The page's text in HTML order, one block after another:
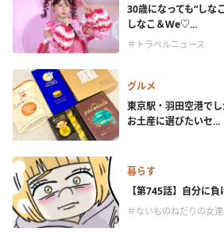
30歳になっても“しな
しなこ＆We♡...
＃トラベルニュース
グルメ
東京駅・羽田空港で
お土産に選びたいセ...
暮らす
【第745話】自分に
＃ないものねだりの女達